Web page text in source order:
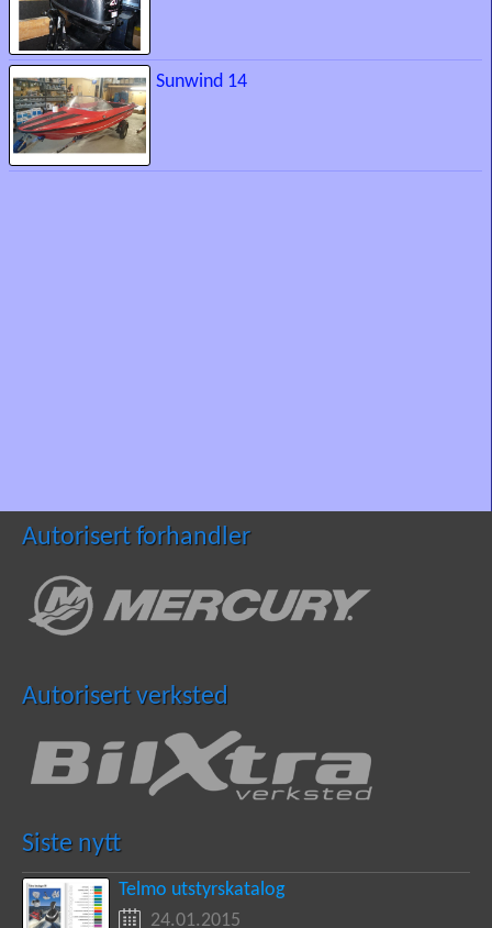
Sunwind 14
Autorisert forhandler
Autorisert verksted
Siste nytt
Telmo utstyrskatalog
24.01.2015